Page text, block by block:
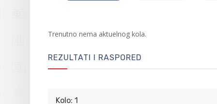
Trenutno nema aktuelnog kola.
REZULTATI I RASPORED
Kolo: 1